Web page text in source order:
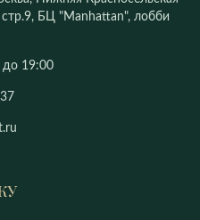
БЦ "Manhattan", лобби
до 19:00